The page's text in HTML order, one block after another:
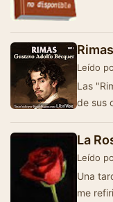
Rimas
Leído
Las
de sus
La
Leído
Una
me